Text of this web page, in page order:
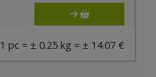
1 pc = ± 0.25 kg = ± 14.07 €